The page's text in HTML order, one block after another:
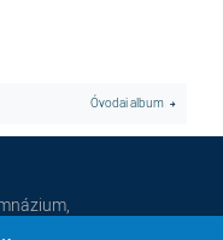
Óvodai album
Kollégium